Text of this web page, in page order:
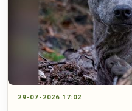
29-07-2026 17:02